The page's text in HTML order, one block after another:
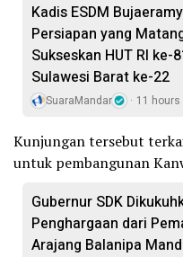
Kadis ESDM
Persiapan yang
Sukseskan HUT RI ke-
Sulawesi Barat ke-22
SuaraMandar 11 hours
Kunjungan tersebut
untuk pembangunan
Gubernur SDK
Penghargaan dari
Arajang Balanipa